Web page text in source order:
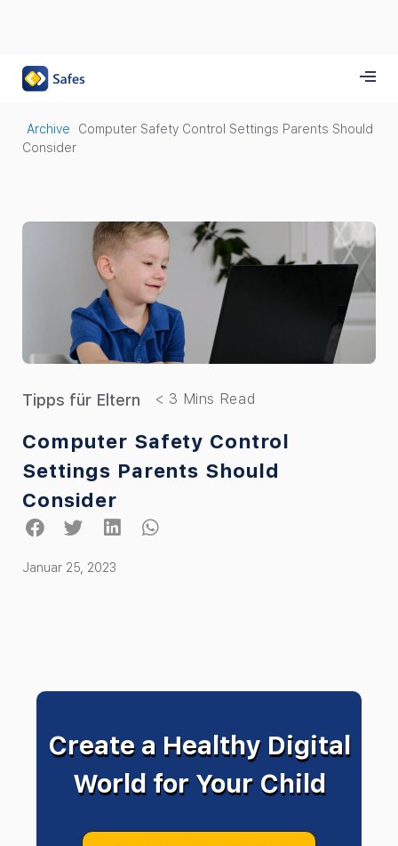
Archive
Computer Safety Control Settings Parents Should
Consider
Tipps für Eltern
Computer Safety Control
Settings Parents Should
Consider
Januar 25, 2023
Create a Healthy Digital
World for Your Child